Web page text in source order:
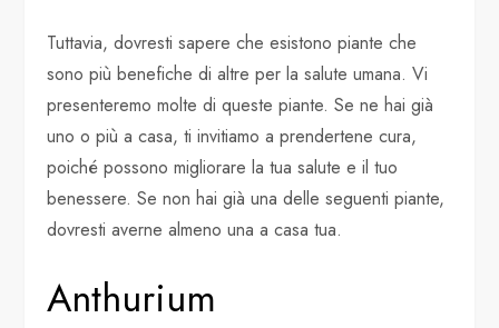
Tuttavia, dovresti sapere che esistono piante che
sono più benefiche di altre per la salute umana. Vi
presenteremo molte di queste piante. Se ne hai già
uno o più a casa, ti invitiamo a prendertene cura,
poiché possono migliorare la tua salute e il tuo
benessere. Se non hai già una delle seguenti piante,
dovresti averne almeno una a casa tua.
Anthurium